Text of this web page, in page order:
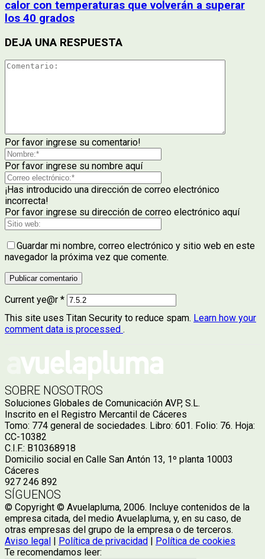
calor con temperaturas que volverán a superar
los 40 grados
DEJA UNA RESPUESTA
Por favor ingrese su comentario!
Por favor ingrese su nombre aquí
¡Has introducido una dirección de correo electrónico
incorrecta!
Por favor ingrese su dirección de correo electrónico aquí
Guardar mi nombre, correo electrónico y sitio web en este
navegador la próxima vez que comente.
Current ye@r *
This site uses Titan Security to reduce spam. Learn how your
comment data is processed .
SOBRE NOSOTROS
Soluciones Globales de Comunicación AVP, S.L.
Inscrito en el Registro Mercantil de Cáceres
Tomo: 774 general de sociedades. Libro: 601. Folio: 76. Hoja:
CC-10382
C.I.F.: B10368918
Domicilio social en Calle San Antón 13, 1º planta 10003
Cáceres
927 246 892
SÍGUENOS
© Copyright © Avuelapluma, 2006. Incluye contenidos de la
empresa citada, del medio Avuelapluma, y, en su caso, de
otras empresas del grupo de la empresa o de terceros.
Aviso legal
Política de privacidad
Política de cookies
Te recomendamos leer: